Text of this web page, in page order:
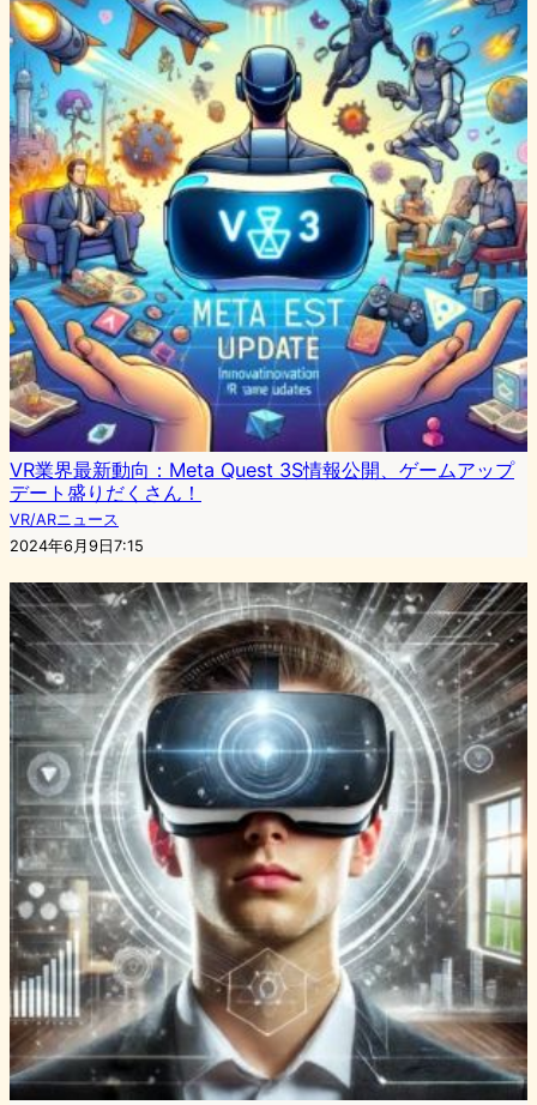
VR業界最新動向：Meta Quest 3S情報公開、ゲームアップ
デート盛りだくさん！
VR/ARニュース
2024年6月9日7:15